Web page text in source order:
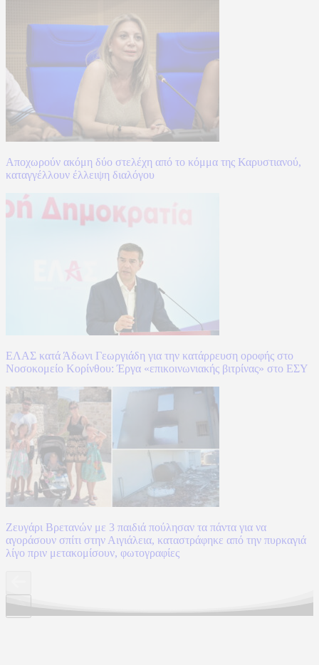
Αποχωρούν ακόμη δύο στελέχη από το κόμμα της Καρυστιανού,
καταγγέλλουν έλλειψη διαλόγου
ΕΛΑΣ κατά Άδωνι Γεωργιάδη για την κατάρρευση οροφής στο
Νοσοκομείο Κορίνθου: Έργα «επικοινωνιακής βιτρίνας» στο ΕΣΥ
Ζευγάρι Βρετανών με 3 παιδιά πούλησαν τα πάντα για να
αγοράσουν σπίτι στην Αιγιάλεια, καταστράφηκε από την πυρκαγιά
λίγο πριν μετακομίσουν, φωτογραφίες